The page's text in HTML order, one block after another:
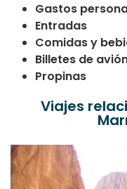
Gastos
Entradas
Comidas y
Billetes de
Propinas
Viajes